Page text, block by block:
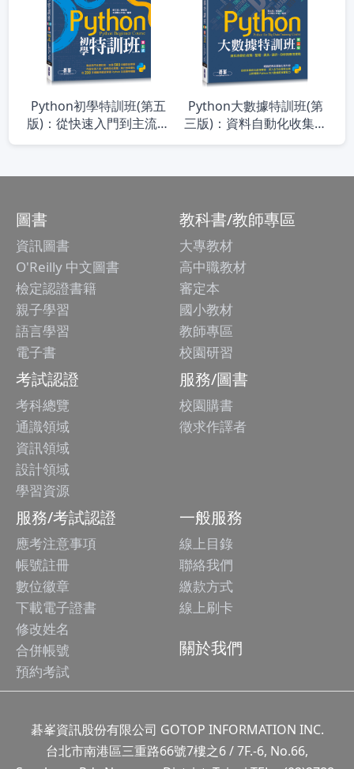
Python初學特訓班(第五
版)：從快速入門到主流應
用全面實戰(附500分鐘影
Python大數據特訓班(第
三版)：資料自動化收集、
整理、清洗、儲存、分析
音/範例程式)
圖書
資訊圖書
O'Reilly 中文圖書
檢定認證書籍
親子學習
語言學習
電子書
教科書/教師專區
大專教材
高中職教材
審定本
國小教材
教師專區
校園研習
考試認證
考科總覽
通識領域
資訊領域
設計領域
學習資源
服務/圖書
校園購書
徵求作譯者
服務/考試認證
應考注意事項
帳號註冊
數位徽章
下載電子證書
修改姓名
合併帳號
預約考試
一般服務
線上目錄
聯絡我們
繳款方式
線上刷卡
關於我們
碁峯資訊股份有限公司 GOTOP INFORMATION INC.
台北市南港區三重路66號7樓之6 / 7F.-6, No.66,